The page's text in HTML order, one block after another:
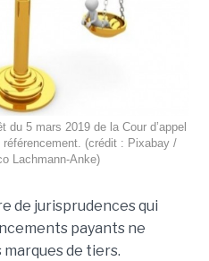
du 5 mars 2019 de la Cour d’appel
(crédit : Pixabay /
Lachmann-Anke)
de jurisprudences qui
payants ne
de tiers.